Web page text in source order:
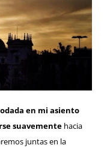
en mi asiento
suavemente hacia
juntas en la